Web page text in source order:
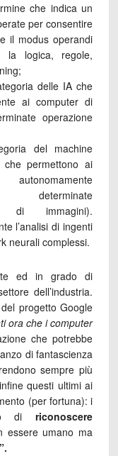
che indica un
per consentire
il modus operandi
la logica, regole,
delle IA che
ai computer di
operazione
del machine
che permettono ai
di immagini).
l’analisi di ingenti
neurali complessi.
ed in grado di
dell’industria.
progetto Google
ora che i computer
che potrebbe
di fantascienza
sempre più
questi ultimi ai
(per fortuna): i
diriconoscere
essere umano ma